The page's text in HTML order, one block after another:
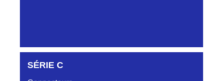
DC6122340N
D03EC612MT CONNECTEUR NOIR
SÉRIE C